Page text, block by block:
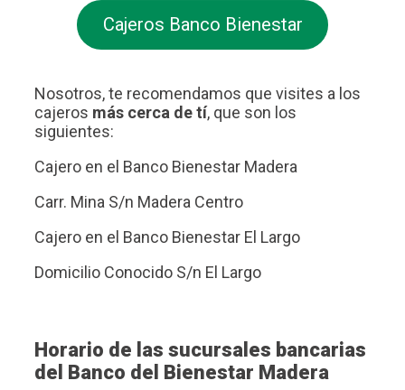
Cajeros Banco Bienestar
Nosotros, te recomendamos que visites a los
cajeros más cerca de tí, que son los
siguientes:
Cajero en el Banco Bienestar Madera
Carr. Mina S/n Madera Centro
Cajero en el Banco Bienestar El Largo
Domicilio Conocido S/n El Largo
Horario de las sucursales bancarias
del Banco del Bienestar Madera